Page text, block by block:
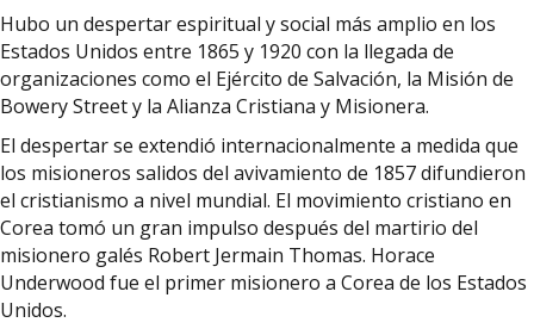
Hubo un despertar espiritual y social más amplio en los
Estados Unidos entre 1865 y 1920 con la llegada de
organizaciones como el Ejército de Salvación, la Misión de
Bowery Street y la Alianza Cristiana y Misionera.
El despertar se extendió internacionalmente a medida que
los misioneros salidos del avivamiento de 1857 difundieron
el cristianismo a nivel mundial. El movimiento cristiano en
Corea tomó un gran impulso después del martirio del
misionero galés Robert Jermain Thomas. Horace
Underwood fue el primer misionero a Corea de los Estados
Unidos.